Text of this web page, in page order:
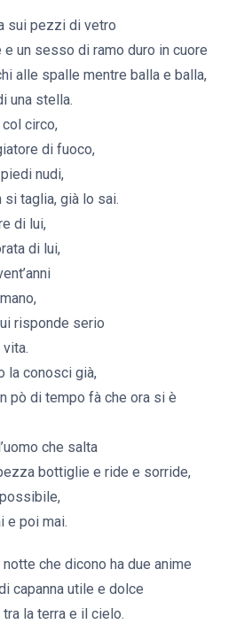
sui pezzi di vetro
e un sesso di ramo duro in cuore
alle spalle mentre balla e balla,
una stella.
circo,
di fuoco,
nudi,
si taglia, già lo sai.
di lui,
di lui,
risponde serio
la conosci già,
pò di tempo fà che ora si è
che salta
bottiglie e ride e sorride,
e poi mai.
che dicono ha due anime
capanna utile e dolce
la terra e il cielo.